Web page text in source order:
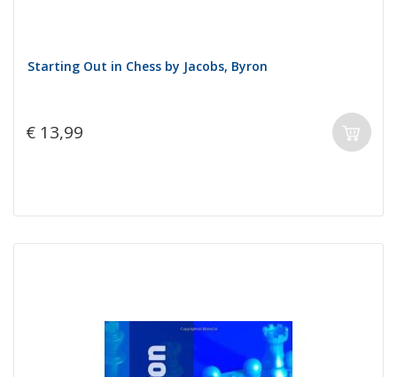
Starting Out in Chess by Jacobs, Byron
€ 13,99